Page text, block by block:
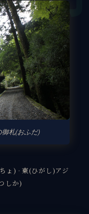
御札(おふだ)
ょ) · 東(ひがし)アジ
しか)